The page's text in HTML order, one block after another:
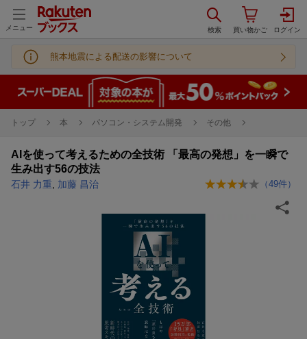
メニュー
熊本地震による配送の影響について
トップ 本 パソコン・システム開発 その他
AIを使って考えるための全技術 「最高の発想」を一瞬で
生み出す56の技法
石井 力重 加藤 昌治 （49件）